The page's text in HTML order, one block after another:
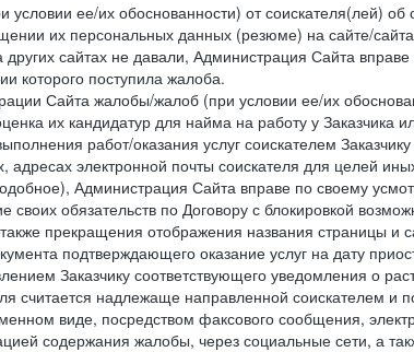
ее/их обоснованности) от соискателя(лей)
их персональных данных (резюме) на сайте/
сайтах не давали, Администрация Сайта
которого поступила жалоба.
Сайта жалобы/жалоб (при условии ее/их
их кандидатур для найма на работу у
работ/оказания услуг соискателем
электронной почты соискателя для целей
Администрация Сайта вправе по своему
своих обязательств по Договору с блокировкой
прекращения отображения названия страницы
подтверждающего оказание услуг на дату
Заказчику соответствующего уведомления о
считается надлежаще направленной соискателем
виде, посредством факсового сообщения,
содержания жалобы, через социальные сети, а